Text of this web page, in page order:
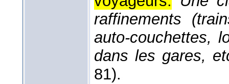
raffinements
auto-couchettes,
dans les gares,
81).